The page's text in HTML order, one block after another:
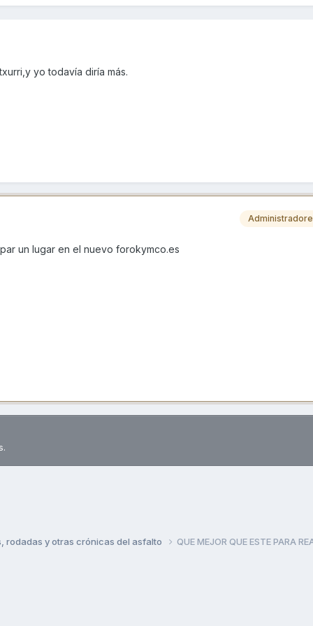
yo todavía diría más.
un lugar en el nuevo forokymco.es
rodadas y otras crónicas del asfalto QUE MEJOR QUE ESTE PARA